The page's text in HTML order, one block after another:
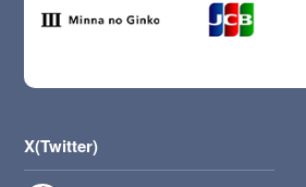
X(Twitter)